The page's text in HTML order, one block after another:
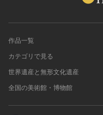
作品一覧
カテゴリで見る
世界遺産と無形文化遺産
全国の美術館・博物館